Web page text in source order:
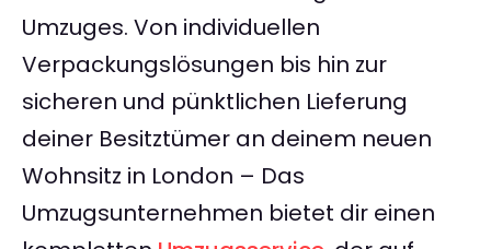
Umzuges. Von individuellen
Verpackungslösungen bis hin zur
sicheren und pünktlichen Lieferung
deiner Besitztümer an deinem neuen
Wohnsitz in London – Das
Umzugsunternehmen bietet dir einen